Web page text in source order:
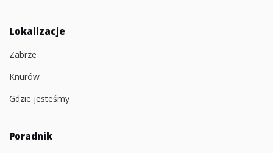
Lokalizacje
Zabrze
Knurów
Gdzie jesteśmy
Poradnik